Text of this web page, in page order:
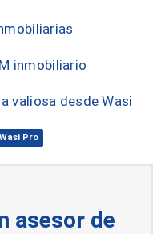
inmobiliario
valiosa desde Wasi
Wasi Pro
asesor de